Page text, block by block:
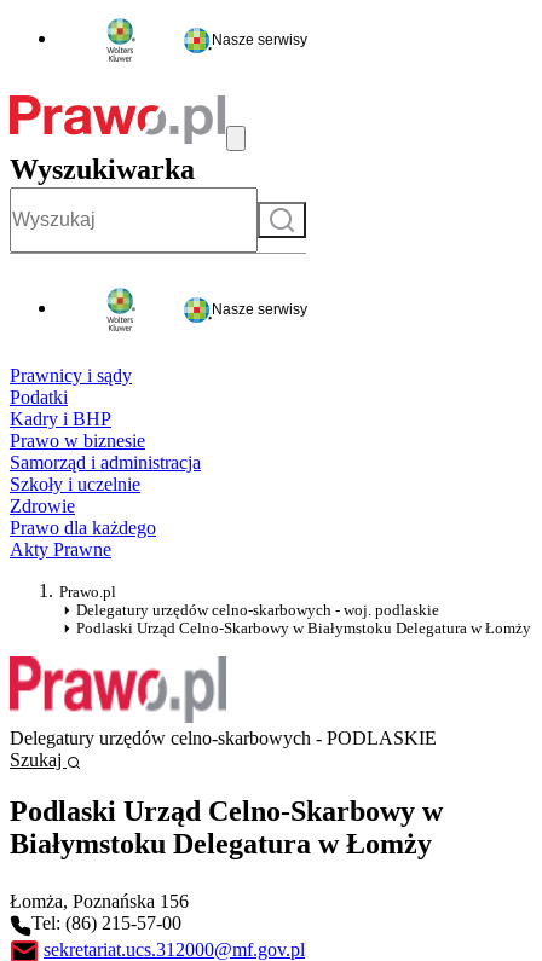
Nasze serwisy
Wyszukiwarka
Szukaj
Nasze serwisy
Prawnicy i sądy
Podatki
Kadry i BHP
Prawo w biznesie
Samorząd i administracja
Szkoły i uczelnie
Zdrowie
Prawo dla każdego
Akty Prawne
Prawo.pl
Delegatury urzędów celno-skarbowych - woj. podlaskie
Podlaski Urząd Celno-Skarbowy w Białymstoku Delegatura w Łomży
Delegatury urzędów celno-skarbowych - PODLASKIE
Szukaj
Podlaski Urząd Celno-Skarbowy w
Białymstoku Delegatura w Łomży
Łomża, Poznańska 156
Tel: (86) 215-57-00
sekretariat.ucs.312000@mf.gov.pl